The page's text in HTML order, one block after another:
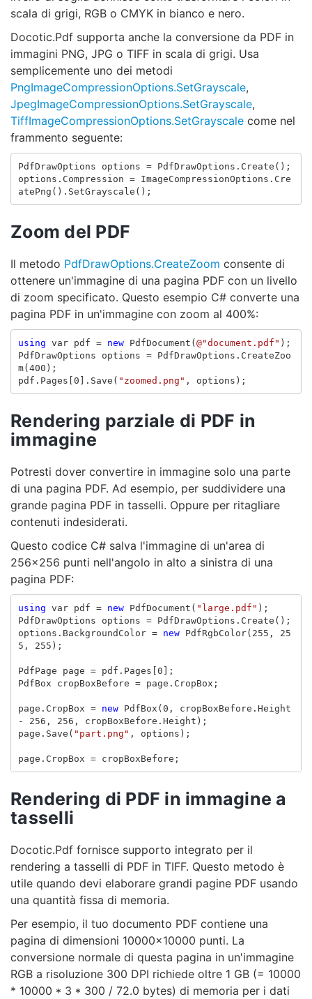
scala di grigi, RGB o CMYK in bianco e nero.
Docotic.Pdf supporta anche la conversione da PDF in
immagini PNG, JPG o TIFF in scala di grigi. Usa
semplicemente uno dei metodi
PngImageCompressionOptions.SetGrayscale,
JpegImageCompressionOptions.SetGrayscale,
TiffImageCompressionOptions.SetGrayscale come nel
frammento seguente:
PdfDrawOptions options = PdfDrawOptions . Create ();
options . Compression = ImageCompressionOptions . Cre
atePng (). SetGrayscale ();
Zoom del PDF
Il metodo PdfDrawOptions.CreateZoom consente di
ottenere un'immagine di una pagina PDF con un livello
di zoom specificato. Questo esempio C# converte una
pagina PDF in un'immagine con zoom al 400%:
using var pdf = new PdfDocument ( @"document.pdf" );
PdfDrawOptions
options = PdfDrawOptions . CreateZoo
m( 400 );
pdf . Pages 0 ]. Save ( "zoomed.png" , options );
Rendering parziale di PDF in
immagine
Potresti dover convertire in immagine solo una parte
di una pagina PDF. Ad esempio, per suddividere una
grande pagina PDF in tasselli. Oppure per ritagliare
contenuti indesiderati.
Questo codice C# salva l'immagine di un'area di
256x256 punti nell'angolo in alto a sinistra di una
pagina PDF:
using var pdf = new PdfDocument ( "large.pdf" );
PdfDrawOptions
options = PdfDrawOptions . Create ();
options . BackgroundColor = new PdfRgbColor( 255 ,
25
5 , 255 );
PdfPage page = pdf . Pages 0 ];
PdfBox
cropBoxBefore = page . CropBox ;
page . CropBox = new PdfBox ( 0 , cropBoxBefore . Height
-
256 , 256 , cropBoxBefore . Height );
page . Save ( "part.png" , options );
page . CropBox = cropBoxBefore ;
Rendering di PDF in immagine a
tasselli
Docotic.Pdf fornisce supporto integrato per il
rendering a tasselli di PDF in TIFF. Questo metodo è
utile quando devi elaborare grandi pagine PDF usando
una quantità fissa di memoria.
Per esempio, il tuo documento PDF contiene una
pagina di dimensioni 10000x10000 punti. La
conversione normale di questa pagina in un'immagine
RGB a risoluzione 300 DPI richiede oltre 1 GB (= 10000
* 10000 * 3 * 300 / 72.0 bytes) di memoria per i dati